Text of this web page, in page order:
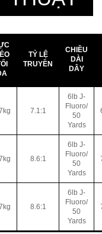
TỶ LỆ
TRUYỀN
CHIỀU
DÀI
DÂY
7.1:1
6lb J-
Fluoro/
50
Yards
8.6:1
6lb J-
Fluoro/
50
Yards
8.6:1
6lb J-
Fluoro/
50
Yards